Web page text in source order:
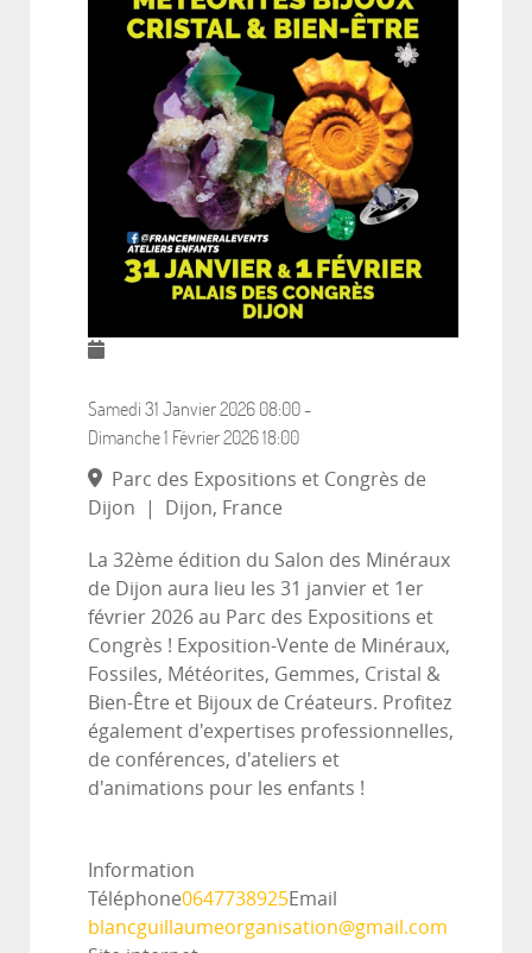
Samedi 31 Janvier 2026 08:00 -
Dimanche 1 Février 202618:00
Parc des Expositions et Congrès de
Dijon
| Dijon, France
La 32ème édition du Salon des Minéraux
de Dijon aura lieu les 31 janvier et 1er
février 2026 au Parc des Expositions et
Congrès ! Exposition-Vente de Minéraux,
Fossiles, Météorites, Gemmes, Cristal &
Bien-Être et Bijoux de Créateurs. Profitez
également d'expertises professionnelles,
de conférences, d'ateliers et
d'animations pour les enfants !
Information
Téléphone0647738925Email
blancguillaumeorganisation@gmail.com